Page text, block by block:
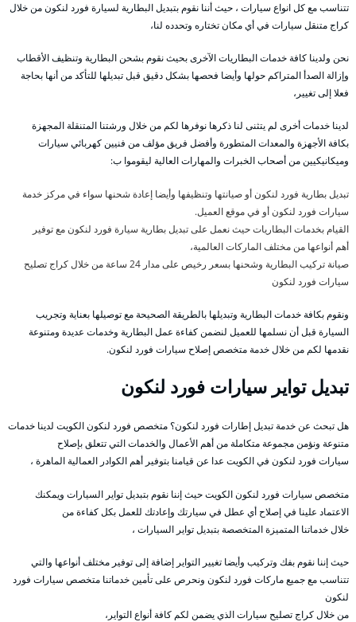
تتناسب مع كل انواع سيارات ، حيث أننا نقوم بتبديل البطارية لسيارة فورد لنكون من خلال
كراج متنقل سيارات في أي مكان تختاره وتحدده لنا،
نحن ولدينا كافة خدمات البطاريات الآخرى بحيث نقوم بشحن البطارية وتنظيف الأقطاب
وإزالة الصدأ المتراكم حولها وأيضا فحصها بشكل دقيق قبل تبديلها للتأكد من أنها بحاجة
فعلا إلى تغيير،
لدينا خدمات أخرى لم يتثنى لنا ذكرها نوفرها لكم من خلال ورشتنا المتنقلة المجهزة
بكافة الأجهزة والمعدات المتطورة وأفضل فريق مؤلف من فنيين كهربائي سيارات
وميكانيكيين من أصحاب الخبرات والمهارات العالية ليقوموا ب:
تبديل بطارية فورد لنكون أو صيانتها وتنظيفها وأيضا إعادة شحنها سواء في مركز خدمة
سيارات فورد لنكون أو في موقع العميل.
القيام بخدمات البطاريات حيث نعمل على تبديل بطارية سيارة فورد لنكون مع توفير
أهم أنواعها من مختلف الماركات العالمية،
صيانة تركيب البطارية وشحنها بسعر رخيص على مدار 24 ساعة من خلال كراج تصليح
سيارات فورد لنكون
ونقوم بكافة خدمات البطارية وتبديلها بالطريقة الصحيحة مع توصيلها بعناية وتجريب
السيارة قبل أن نسلمها للعميل لنضمن كفاءة عمل البطارية وخدمات عديدة ومتنوعة
نقدمها لكم من خلال خدمة متخصص إصلاح سيارات فورد لنكون.
تبديل تواير سيارات فورد لنكون
هل تبحث عن خدمة تبديل إطارات فورد لنكون؟ متخصص فورد لنكون الكويت لدينا خدمات
متنوعة ونؤمن مجموعة متكاملة من أهم الأعمال والخدمات التي تتعلق بإصلاح
سيارات فورد لنكون في الكويت عدا عن قيامنا بتوفير أهم الكوادر العمالية الماهرة ،
متخصص سيارات فورد لنكون الكويت حيث إننا نقوم بتبديل تواير السيارات ويمكنك
الاعتماد علينا في إصلاح أي عطل في سيارتك وإعادتك للعمل بكل كفاءة من
خلال خدماتنا المتميزة المتخصصة بتبديل تواير السيارات ،
حيث إننا نقوم بفك وتركيب وأيضا تغيير التواير إضافة إلى توفير مختلف أنواعها والتي
تتناسب مع جميع ماركات فورد لنكون ونحرص على تأمين خدماتنا متخصص سيارات فورد
لنكون
من خلال كراج تصليح سيارات الذي يضمن لكم كافة أنواع التواير،